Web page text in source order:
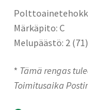
Märkäpito: C
Melupäästö: 2 (71)
* Tämä rengas
Toimitusaika